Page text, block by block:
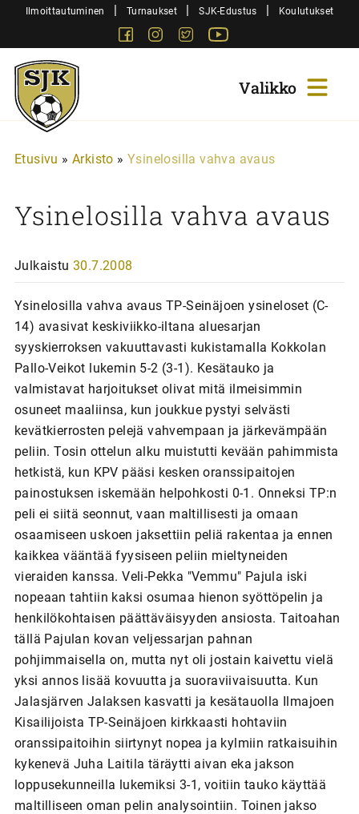
SiirryIlmoittautuminen | Turnaukset | SJK-Edustus | Koulutukset
FacebookInstagram
Twitter
Sjk-
Juniorit
Etusivu » Arkisto » Ysinelosilla vahva avaus
Ysinelosilla vahva avaus
Julkaistu 30.7.2008
Ysinelosilla vahva avaus TP-Seinäjoen ysineloset (C-
14) avasivat keskiviikko-iltana aluesarjan
syyskierroksen vakuuttavasti kukistamalla Kokkolan
Pallo-Veikot lukemin 5-2 (3-1). Kesätauko ja
valmistavat harjoitukset olivat mitä ilmeisimmin
osuneet maaliinsa, kun joukkue pystyi selvästi
kevätkierrosten pelejä vahvempaan ja järkevämpään
peliin. Tosin ottelun alku muistutti kevään pahimmista
hetkistä, kun KPV pääsi kesken oranssipaitojen
painostuksen iskemään helpohkosti 0-1. Onneksi TP:n
peli ei siitä seonnut, vaan maltillisesti ja omaan
osaamiseen uskoen jaksettiin peliä rakentaa ja ennen
kaikkea vääntää fyysiseen peliin mieltyneiden
vieraiden kanssa. Veli-Pekka "Vemmu" Pajula iski
nopeaan tahtiin kaksi osumaa hienon syöttöpelin ja
henkilökohtaisen päättäväisyyden ansiosta. Taitoahan
tällä Pajulan kovan veljessarjan pahnan
pohjimmaisella on, mutta nyt oli jostain kaivettu vielä
yksi annos lisää kovuutta ja suoraviivaisuutta. Kun
Jalasjärven Jalaksen kasvatti ja kesätauolla Ilmajoen
Kisailijoista TP-Seinäjoen kirkkaasti hohtaviin
oranssipaitoihin siirtynyt nopea ja kylmiin ratkaisuihin
kykenevä Juha Laitila täräytti aivan eka jakson
loppusekunneilla lukemiksi 3-1, voitiin tauko käyttää
maltilliseen oman pelin analysointiin. Toinen jakso